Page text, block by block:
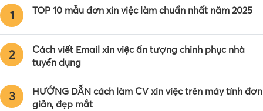
1 TOP 10 mẫu đơn xin việc làm chuẩn nhất năm 2025
2
Cách viết Email xin việc ấn tượng chinh phục nhà
tuyển dụng
3
HƯỚNG DẪN cách làm CV xin việc trên máy tính đơn
giản, đẹp mắt